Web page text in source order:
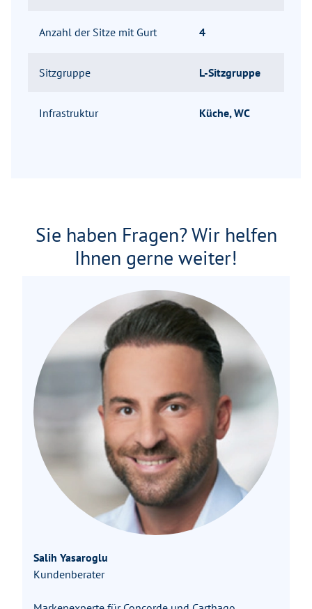
Anzahl der Sitze mit Gurt 4
Sitzgruppe L-Sitzgruppe
Infrastruktur Küche, WC
Sie haben Fragen? Wir helfen
Ihnen gerne weiter!
Salih Yasaroglu
Kundenberater